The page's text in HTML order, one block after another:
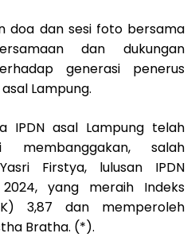
doa dan sesi foto bersama
dan dukungan
generasi penerus
Lampung.
IPDN asal Lampung telah
membanggakan, salah
Firstya, lulusan IPDN
yang meraih Indeks
3,87 dan memperoleh
Bratha. (*).